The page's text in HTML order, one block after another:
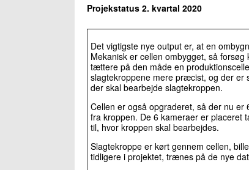
Projekstatus 2. kvartal 2020
Det vigtigste nye output er, at en
Mekanisk er cellen ombygget, så
tættere på den måde en
slagtekroppene mere præcist, og der er
der skal bearbejde slagtekroppen.
Cellen er også opgraderet, så der nu
fra kroppen. De 6 kameraer er placeret
til, hvor kroppen skal bearbejdes.
Slagtekroppe er kørt gennem cellen,
tidligere i projektet, trænes på de nye